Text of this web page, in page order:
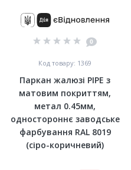
0
Код товару: 1369
Паркан жалюзі PIPE з
матовим покриттям,
метал 0.45мм,
одностороннє заводське
фарбування RAL 8019
(сіро-коричневий)